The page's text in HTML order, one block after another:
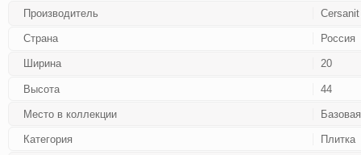
Производитель Cersanit
Страна Россия
Ширина 20
Высота 44
Место в коллекции
Категория Плитка